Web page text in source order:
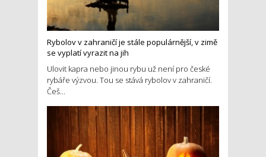
Rybolov v zahraničí je stále populárnější, v zimě
se vyplatí vyrazit na jih
Ulovit kapra nebo jinou rybu už není pro české
rybáře výzvou. Tou se stává rybolov v zahraničí.
Češ...